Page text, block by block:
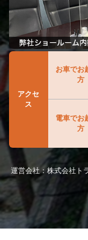
アクセ
ス
お車でお
方
電車でお
方
運営会社：株式会社